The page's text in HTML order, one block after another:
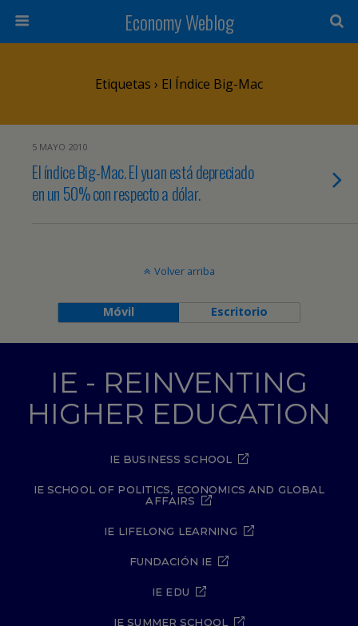
Economy Weblog
Etiquetas › El Índice Big-Mac
5 MAYO 2010
El índice Big-Mac. El yuan está depreciado
en un 50% con respecto a dólar.
Volver arriba
Móvil Escritorio
IE - REINVENTING
HIGHER EDUCATION
IE BUSINESS SCHOOL
IE SCHOOL OF POLITICS, ECONOMICS AND GLOBAL
AFFAIRS
IE LIFELONG LEARNING
FUNDACIÓN IE
IE EDU
IE SUMMER SCHOOL